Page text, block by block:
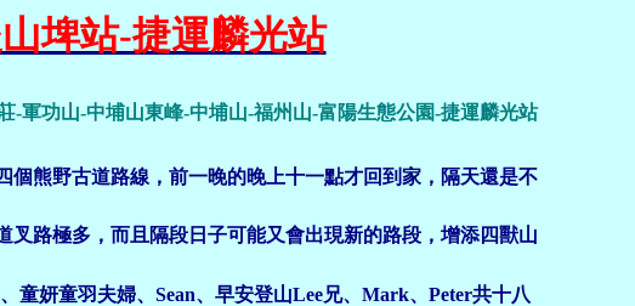
埤站-捷運麟光站
-軍功山-中埔山東峰-中埔山-福州山-富陽生態公園-捷運麟光站
熊野古道路線，前一晚的晚上十一點才回到家，隔天還是不
路極多，而且隔段日子可能又會出現新的路段，增添四獸山
妍童羽夫婦、Sean、早安登山Lee兄、Mark、Peter共十八